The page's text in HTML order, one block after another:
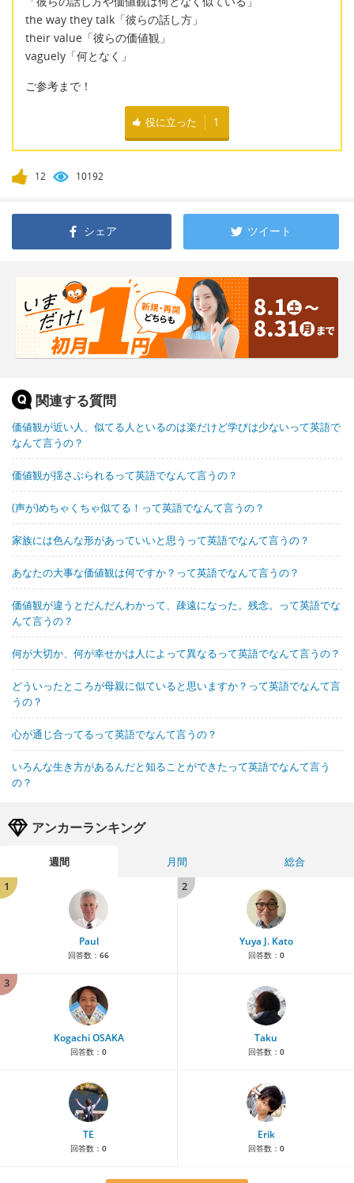
the way they talk「彼らの話し方」
their value「彼らの価値観」
vaguely「何となく」
ご参考まで！
役に立った 1
12 10192
シェア ツイート
関連する質問
価値観が近い人、似てる人といるのは楽だけど学びは少ないって英語で
なんて言うの？
価値観が揺さぶられるって英語でなんて言うの？
(声が)めちゃくちゃ似てる！って英語でなんて言うの？
家族には色んな形があっていいと思うって英語でなんて言うの？
あなたの大事な価値観は何ですか？って英語でなんて言うの？
価値観が違うとだんだんわかって、疎遠になった。残念。って英語でな
んて言うの？
何が大切か、何が幸せかは人によって異なるって英語でなんて言うの？
どういったところが母親に似ていると思いますか？って英語でなんて言
うの？
心が通じ合ってるって英語でなんて言うの？
いろんな生き方があるんだと知ることができたって英語でなんて言う
の？
アンカーランキング
週間 月間
総合
1
Paul
回答数： 66
2
Yuya J. Kato
回答数： 0
3
Kogachi OSAKA
回答数： 0
Taku
回答数： 0
TE
回答数： 0
Erik
回答数： 0